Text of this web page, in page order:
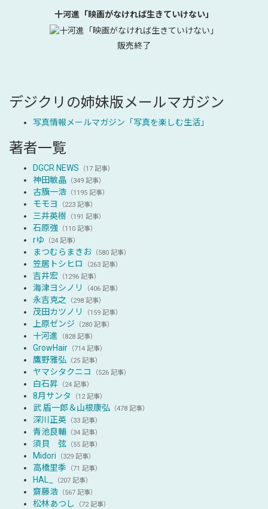
十河進「映画がなければ生きていけない」
販売終了
デジクリの姉妹版メールマガジン
写真情報メールマガジン「写真を楽しむ生活」
著者一覧
DGCR NEWS （17 記事）
神田敏晶 （349 記事）
古籏一浩 （1195 記事）
モモヨ （223 記事）
三井英樹 （191 記事）
石原強 （110 記事）
rゆ （24 記事）
まつむらまきお （580 記事）
笠居トシヒロ （263 記事）
吉井宏 （1296 記事）
海津ヨシノリ （406 記事）
永吉克之 （298 記事）
茂田カツノリ （159 記事）
上原ゼンジ （280 記事）
十河進 （828 記事）
GrowHair （714 記事）
鷹野雅弘 （25 記事）
ヤマシタクニコ （526 記事）
白石昇 （24 記事）
8月サンタ （12 記事）
武 盾一郎＆山根康弘 （478 記事）
深川正英 （33 記事）
青池良輔 （34 記事）
須貝 弦 （55 記事）
Midori （329 記事）
高橋里季 （71 記事）
HAL_ （207 記事）
齋藤浩 （567 記事）
松林あつし （72 記事）